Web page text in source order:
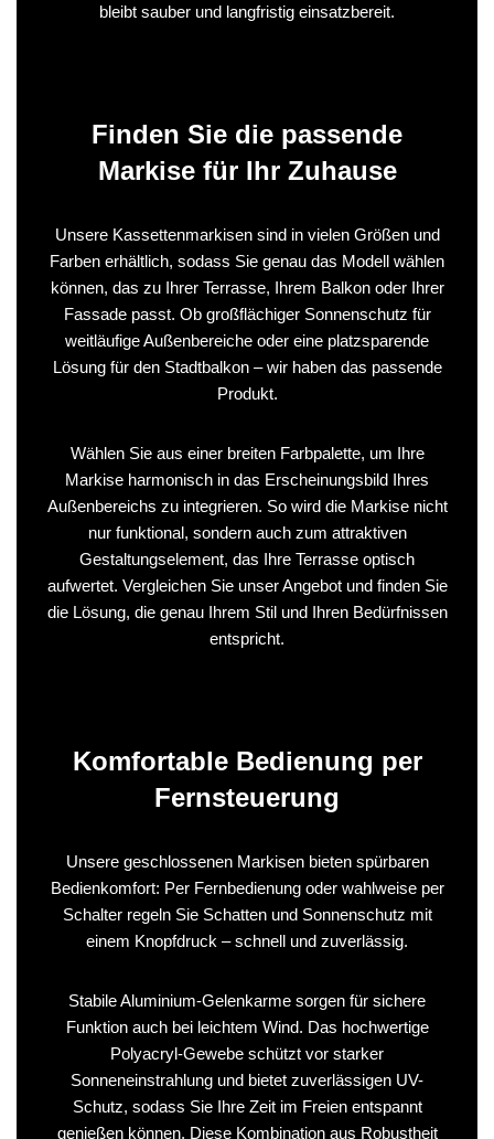
bleibt sauber und langfristig einsatzbereit.
Finden Sie die passende
Markise für Ihr Zuhause
Unsere Kassettenmarkisen sind in vielen Größen und
Farben erhältlich, sodass Sie genau das Modell wählen
können, das zu Ihrer Terrasse, Ihrem Balkon oder Ihrer
Fassade passt. Ob großflächiger Sonnenschutz für
weitläufige Außenbereiche oder eine platzsparende
Lösung für den Stadtbalkon – wir haben das passende
Produkt.
Wählen Sie aus einer breiten Farbpalette, um Ihre
Markise harmonisch in das Erscheinungsbild Ihres
Außenbereichs zu integrieren. So wird die Markise nicht
nur funktional, sondern auch zum attraktiven
Gestaltungselement, das Ihre Terrasse optisch
aufwertet. Vergleichen Sie unser Angebot und finden Sie
die Lösung, die genau Ihrem Stil und Ihren Bedürfnissen
entspricht.
Komfortable Bedienung per
Fernsteuerung
Unsere geschlossenen Markisen bieten spürbaren
Bedienkomfort: Per Fernbedienung oder wahlweise per
Schalter regeln Sie Schatten und Sonnenschutz mit
einem Knopfdruck – schnell und zuverlässig.
Stabile Aluminium-Gelenkarme sorgen für sichere
Funktion auch bei leichtem Wind. Das hochwertige
Polyacryl-Gewebe schützt vor starker
Sonneneinstrahlung und bietet zuverlässigen UV-
Schutz, sodass Sie Ihre Zeit im Freien entspannt
genießen können. Diese Kombination aus Robustheit